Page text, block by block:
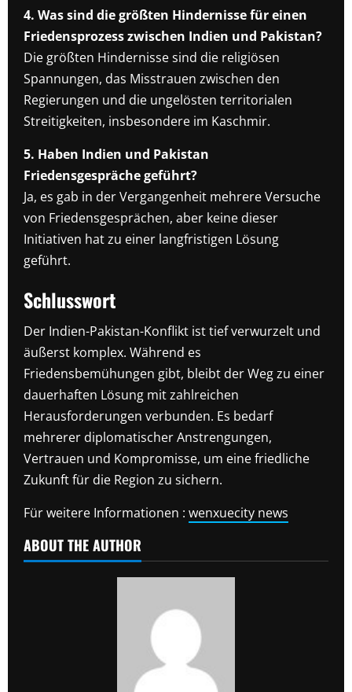
4. Was sind die größten Hindernisse für einen
Friedensprozess zwischen Indien und Pakistan?
Die größten Hindernisse sind die religiösen
Spannungen, das Misstrauen zwischen den
Regierungen und die ungelösten territorialen
Streitigkeiten, insbesondere im Kaschmir.
5. Haben Indien und Pakistan
Friedensgespräche geführt?
Ja, es gab in der Vergangenheit mehrere Versuche
von Friedensgesprächen, aber keine dieser
Initiativen hat zu einer langfristigen Lösung
geführt.
Schlusswort
Der Indien-Pakistan-Konflikt ist tief verwurzelt und
äußerst komplex. Während es
Friedensbemühungen gibt, bleibt der Weg zu einer
dauerhaften Lösung mit zahlreichen
Herausforderungen verbunden. Es bedarf
mehrerer diplomatischer Anstrengungen,
Vertrauen und Kompromisse, um eine friedliche
Zukunft für die Region zu sichern.
Für weitere Informationen : wenxuecity news
ABOUT THE AUTHOR